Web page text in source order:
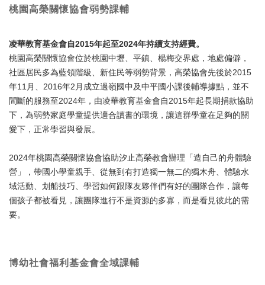
桃園高榮關懷協會弱勢課輔
凌華教育基金會自2015年起至2024年持續支持經費。
桃園高榮關懷協會位於桃園中壢、平鎮、楊梅交界處，地處偏僻，
社區居民多為藍領階級、新住民等弱勢背景，高榮協會先後於2015
年11月、2016年2月成立過嶺國中及中平國小課後輔導據點，並不
間斷的服務至2024年，由凌華教育基金會自2015年起長期捐款協助
下，為弱勢家庭學童提供適合讀書的環境，讓這群學童在足夠的關
愛下，正常學習與發展。
2024年桃園高榮關懷協會協助汐止高榮教會辦理「造自己的舟體驗
營」，帶國小學童親手、從無到有打造獨一無二的獨木舟、體驗水
域活動、划船技巧、學習如何跟隊友夥伴們有好的團隊合作，讓每
個孩子都被看見，讓團隊進行不是資源的多寡，而是看見彼此的需
要。
博幼社會福利基金會全域課輔